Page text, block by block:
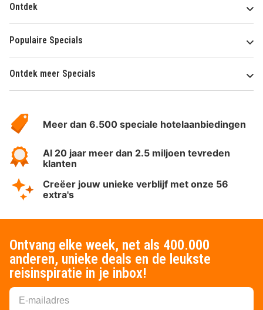
Ontdek
Populaire Specials
Ontdek meer Specials
HotelSpecials
Meer dan 6.500 speciale hotelaanbiedingen
Al 20 jaar meer dan 2.5 miljoen tevreden
klanten
Creëer jouw unieke verblijf met onze 56
extra's
Ontvang elke week, net als 400.000
anderen, unieke deals en de leukste
reisinspiratie in je inbox!